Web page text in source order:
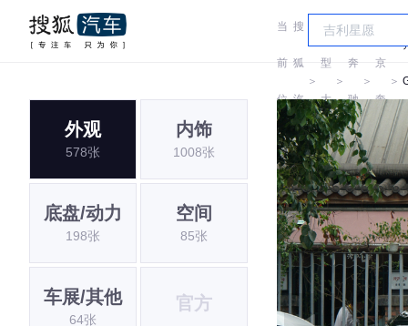
当
前
位
置:
搜
狐
汽
车
＞
车
型
大
全
＞
奔
驰
＞
京
奔
驰
＞
外观
578张
内饰
1008张
底盘/动力
198张
空间
85张
车展/其他
64张
官方